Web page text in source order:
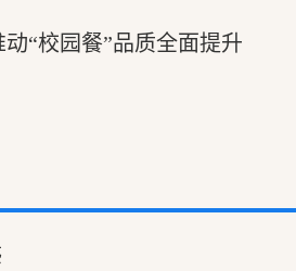
“校园餐”品质全面提升